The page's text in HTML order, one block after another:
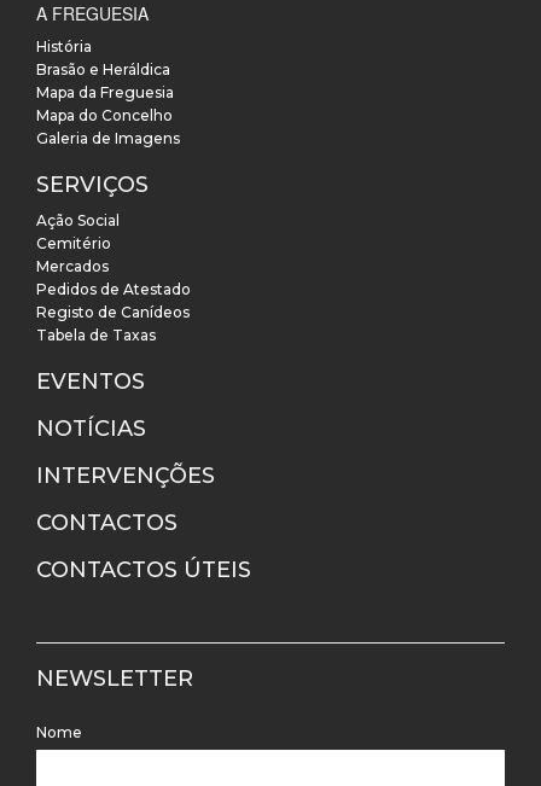
A FREGUESIA
História
Brasão e Heráldica
Mapa da Freguesia
Mapa do Concelho
Galeria de Imagens
SERVIÇOS
Ação Social
Cemitério
Mercados
Pedidos de Atestado
Registo de Canídeos
Tabela de Taxas
EVENTOS
NOTÍCIAS
INTERVENÇÕES
CONTACTOS
CONTACTOS ÚTEIS
NEWSLETTER
Nome